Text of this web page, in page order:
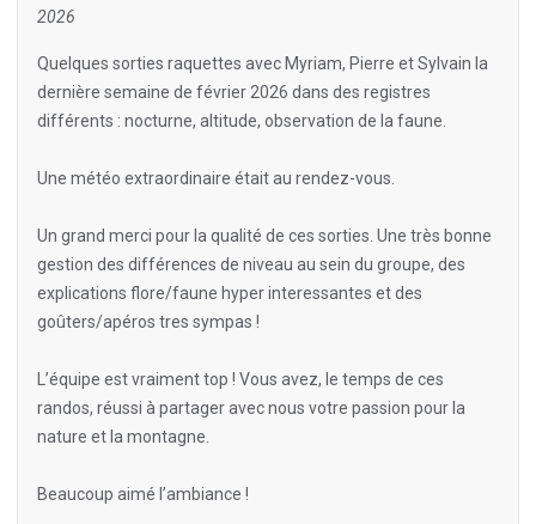
2026
Quelques sorties raquettes avec Myriam, Pierre et Sylvain la
dernière semaine de février 2026 dans des registres
différents : nocturne, altitude, observation de la faune.
Une météo extraordinaire était au rendez-vous.
Un grand merci pour la qualité de ces sorties. Une très bonne
gestion des différences de niveau au sein du groupe, des
explications flore/faune hyper interessantes et des
goûters/apéros tres sympas !
L’équipe est vraiment top ! Vous avez, le temps de ces
randos, réussi à partager avec nous votre passion pour la
nature et la montagne.
Beaucoup aimé l’ambiance !